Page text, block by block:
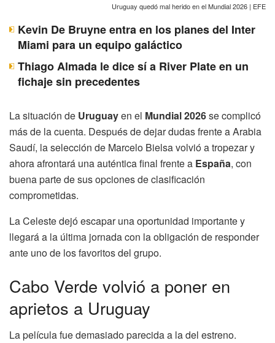
Uruguay quedó mal herido en el Mundial 2026 | EFE
Kevin De Bruyne entra en los planes del Inter
Miami para un equipo galáctico
Thiago Almada le dice sí a River Plate en un
fichaje sin precedentes
La situación de Uruguayen el Mundial 2026se complicó
más de la cuenta. Después de dejar dudas frente a Arabia
Saudí, la selección de Marcelo Bielsa volvió a tropezar y
ahora afrontará una auténtica final frente a España, con
buena parte de sus opciones de clasificación
comprometidas.
La Celeste dejó escapar una oportunidad importante y
llegará a la última jornada con la obligación de responder
ante uno de los favoritos del grupo.
Cabo Verde volvió a poner en
aprietos a Uruguay
La película fue demasiado parecida a la del estreno.